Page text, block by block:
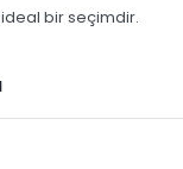
bir seçimdir.